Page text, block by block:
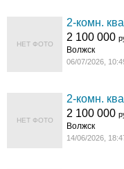
НЕТ ФОТО
2-комн.
2 100 000
Волжск
06/07/2026,
НЕТ ФОТО
2-комн.
2 100 000
Волжск
14/06/2026,